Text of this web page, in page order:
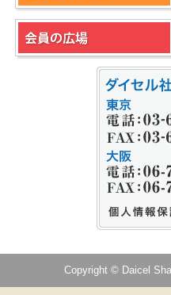
Copyright © Daicel